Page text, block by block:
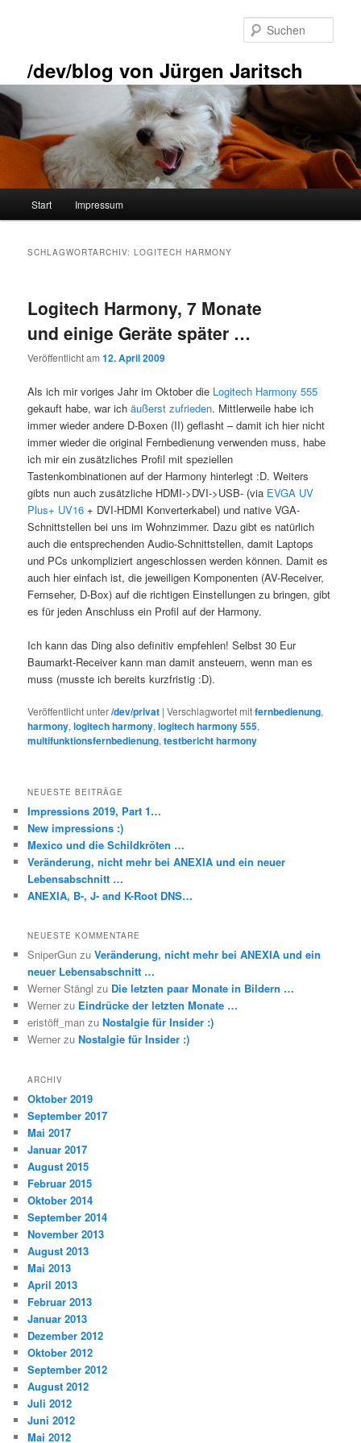
/dev/blog von Jürgen Jaritsch
Start Impressum
SCHLAGWORTARCHIV:LOGITECH HARMONY
Logitech Harmony, 7 Monate
und einige Geräte später …
Veröffentlicht am12. April 2009
Als ich mir voriges Jahr im Oktober die Logitech Harmony 555
gekauft habe, war ichäußerst zufrieden. Mittlerweile habe ich
immer wieder andere D-Boxen (II) geflasht – damit ich hier nicht
immer wieder die original Fernbedienung verwenden muss, habe
ich mir ein zusätzliches Profil mit speziellen
Tastenkombinationen auf der Harmony hinterlegt :D. Weiters
gibts nun auch zusätzliche HDMI->DVI->USB- (via EVGA UV
Plus+ UV16 + DVI-HDMI Konverterkabel) und native VGA-
Schnittstellen bei uns im Wohnzimmer. Dazu gibt es natürlich
auch die entsprechenden Audio-Schnittstellen, damit Laptops
und PCs unkompliziert angeschlossen werden können. Damit es
auch hier einfach ist, die jeweiligen Komponenten (AV-Receiver,
Fernseher, D-Box) auf die richtigen Einstellungen zu bringen, gibt
es für jeden Anschluss ein Profil auf der Harmony.
Ich kann das Ding also definitiv empfehlen! Selbst 30 Eur
Baumarkt-Receiver kann man damit ansteuern, wenn man es
muss (musste ich bereits kurzfristig :D).
Veröffentlicht unter/dev/privat |Verschlagwortet mitfernbedienung,
harmony,logitech harmony,logitech harmony 555,
multifunktionsfernbedienung,testbericht harmony
NEUESTE BEITRÄGE
Impressions 2019, Part 1…
New impressions :)
Mexico und die Schildkröten …
Veränderung, nicht mehr bei ANEXIA und ein neuer
Lebensabschnitt …
ANEXIA, B-, J- and K-Root DNS…
NEUESTE KOMMENTARE
SniperGun zuVeränderung, nicht mehr bei ANEXIA und ein
neuer Lebensabschnitt …
Werner Stängl zu Die letzten paar Monate in Bildern …
Werner zu Eindrücke der letzten Monate …
eristöff_man zuNostalgie für Insider :)
Werner zuNostalgie für Insider :)
ARCHIV
Oktober 2019
September 2017
Mai 2017
Januar 2017
August 2015
Februar 2015
Oktober 2014
September 2014
November 2013
August 2013
Mai 2013
April 2013
Februar 2013
Januar 2013
Dezember 2012
Oktober 2012
September 2012
August 2012
Juli 2012
Juni 2012
Mai 2012